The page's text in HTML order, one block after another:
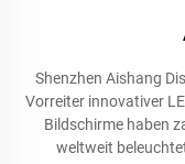
Shenzhen Aishang
Vorreiter innovativer
Bildschirme haben
weltweit